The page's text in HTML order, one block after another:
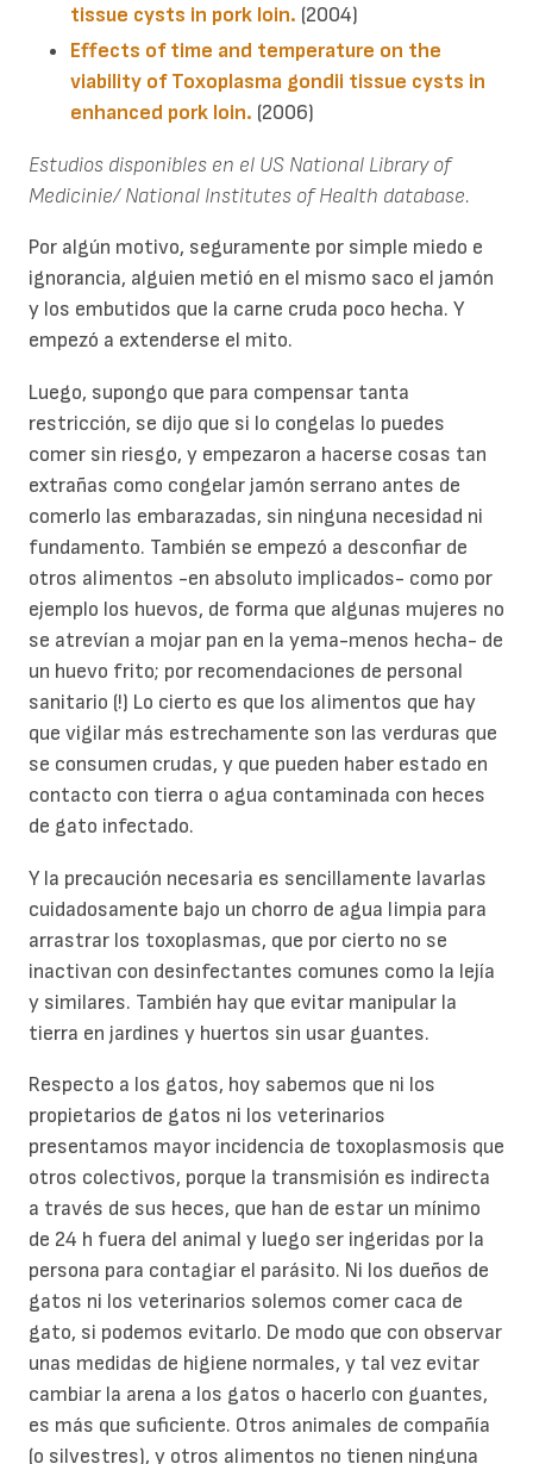
tissue cysts in pork loin. (2004)
Effects of time and temperature on the
viability of Toxoplasma gondii tissue cysts in
enhanced pork loin. (2006)
Estudios disponibles en el US National Library of
Medicinie/ National Institutes of Health database.
Por algún motivo, seguramente por simple miedo e
ignorancia, alguien metió en el mismo saco el jamón
y los embutidos que la carne cruda poco hecha. Y
empezó a extenderse el mito.
Luego, supongo que para compensar tanta
restricción, se dijo que si lo congelas lo puedes
comer sin riesgo, y empezaron a hacerse cosas tan
extrañas como congelar jamón serrano antes de
comerlo las embarazadas, sin ninguna necesidad ni
fundamento. También se empezó a desconfiar de
otros alimentos -en absoluto implicados- como por
ejemplo los huevos, de forma que algunas mujeres no
se atrevían a mojar pan en la yema-menos hecha- de
un huevo frito; por recomendaciones de personal
sanitario (!) Lo cierto es que los alimentos que hay
que vigilar más estrechamente son las verduras que
se consumen crudas, y que pueden haber estado en
contacto con tierra o agua contaminada con heces
de gato infectado.
Y la precaución necesaria es sencillamente lavarlas
cuidadosamente bajo un chorro de agua limpia para
arrastrar los toxoplasmas, que por cierto no se
inactivan con desinfectantes comunes como la lejía
y similares. También hay que evitar manipular la
tierra en jardines y huertos sin usar guantes.
Respecto a los gatos, hoy sabemos que ni los
propietarios de gatos ni los veterinarios
presentamos mayor incidencia de toxoplasmosis que
otros colectivos, porque la transmisión es indirecta
a través de sus heces, que han de estar un mínimo
de 24 h fuera del animal y luego ser ingeridas por la
persona para contagiar el parásito. Ni los dueños de
gatos ni los veterinarios solemos comer caca de
gato, si podemos evitarlo. De modo que con observar
unas medidas de higiene normales, y tal vez evitar
cambiar la arena a los gatos o hacerlo con guantes,
es más que suficiente. Otros animales de compañía
(o silvestres), y otros alimentos no tienen ninguna